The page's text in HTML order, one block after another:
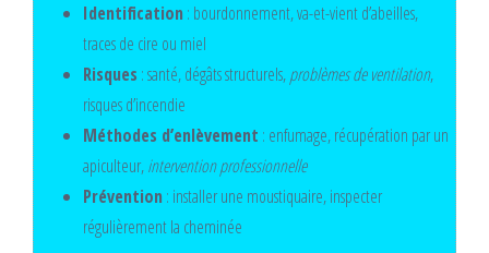
Identification : bourdonnement, va-et-vient d’abeilles,
traces de cire ou miel
Risques : santé, dégâts structurels,problèmes de ventilation,
risques d’incendie
Méthodes d’enlèvement : enfumage, récupération par un
apiculteur,intervention professionnelle
Prévention : installer une moustiquaire, inspecter
régulièrement la cheminée